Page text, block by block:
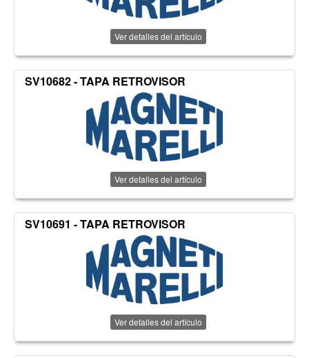
Ver detalles del artículo
SV10682 - TAPA RETROVISOR
Ver detalles del artículo
SV10691 - TAPA RETROVISOR
Ver detalles del artículo